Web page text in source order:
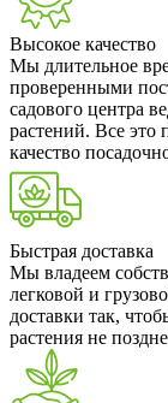
Высокое качество
Мы длительное
проверенными
садового центра
растений. Все это
качество
Быстрая доставка
Мы владеем
легковой и
доставки так,
растения не